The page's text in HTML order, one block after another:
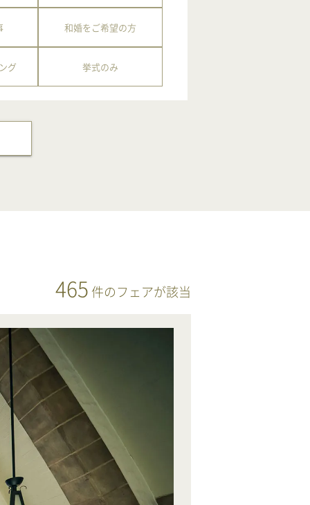
和婚をご希望の方
グ 挙式のみ
465 件のフェアが該当